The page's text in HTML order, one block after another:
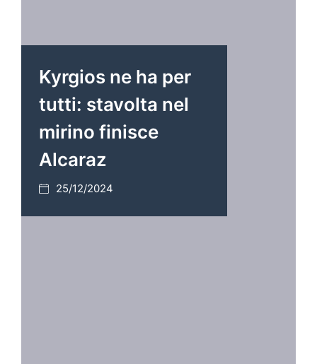
Kyrgios ne ha per
tutti: stavolta nel
mirino finisce
Alcaraz
25/12/2024